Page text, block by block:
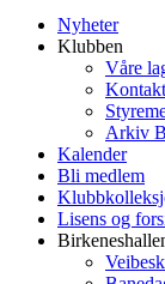
Nyheter
Klubben
Våre
Arkiv
Kalender
Bli medlem
Lisens og